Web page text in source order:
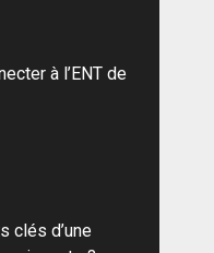
à l’ENT de
clés d’une